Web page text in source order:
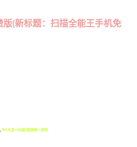
(新标题：扫描全能王手机免